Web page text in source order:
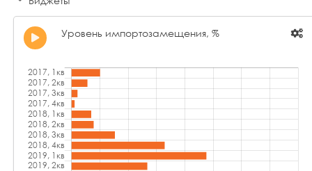
Уровень импортозамещения, %